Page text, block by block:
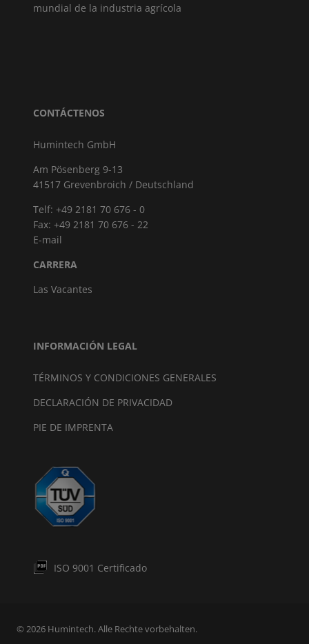
mundial de la industria agrícola
CONTÁCTENOS
Humintech GmbH
Am Pösenberg 9-13
41517 Grevenbroich / Deutschland
Telf: +49 2181 70 676 - 0
Fax: +49 2181 70 676 - 22
E-mail
CARRERA
Las Vacantes
INFORMACIÓN LEGAL
TÉRMINOS Y CONDICIONES GENERALES
DECLARACIÓN DE PRIVACIDAD
PIE DE IMPRENTA
ISO 9001 Certificado
© 2026 Humintech. Alle Rechte vorbehalten.